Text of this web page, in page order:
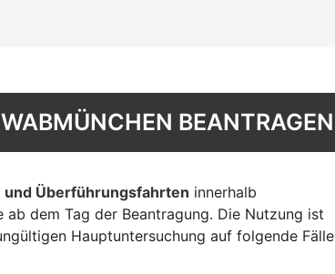
BEANTRAGEN
Überführungsfahrten innerhalb
dem Tag der Beantragung. Die Nutzung ist
Hauptuntersuchung auf folgende Fälle